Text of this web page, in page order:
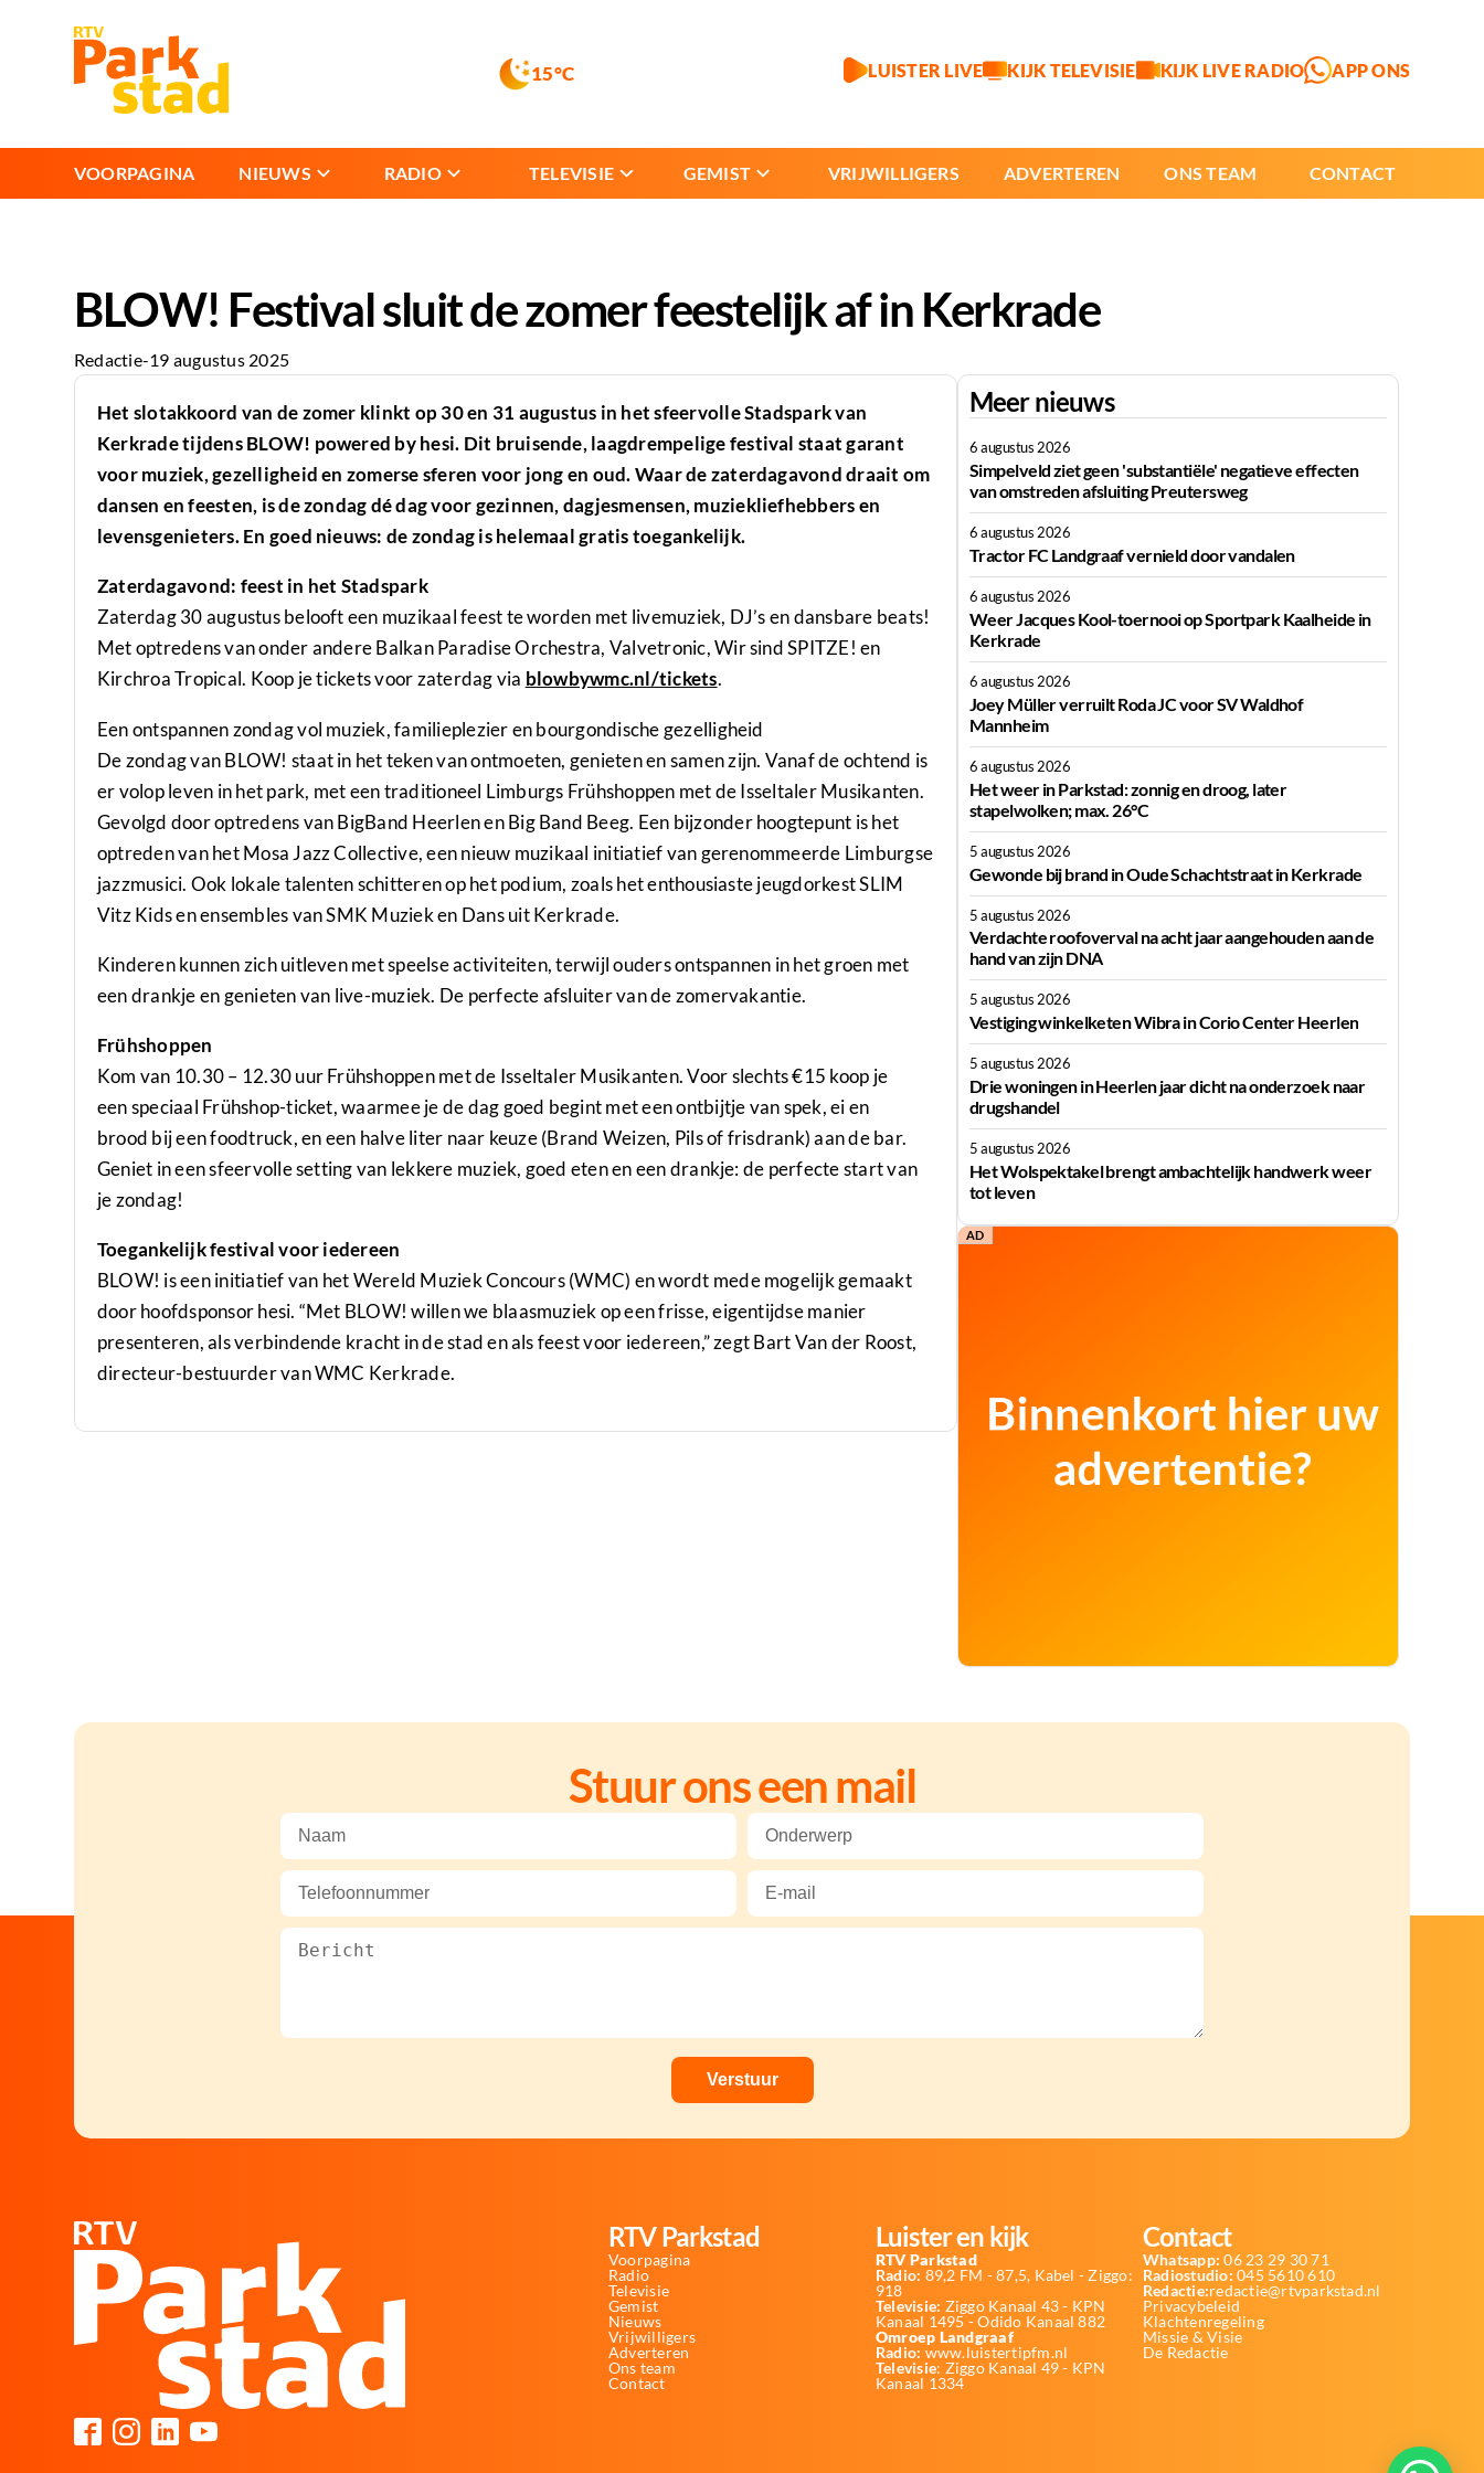
15°C LUISTER LIVE KIJK TELEVISIE KIJK LIVE RADIO APP ONS
VOORPAGINA NIEUWS RADIO TELEVISIE GEMIST VRIJWILLIGERS ADVERTEREN ONS TEAM CONTACT
BLOW! Festival sluit de zomer feestelijk af in Kerkrade
Redactie-19 augustus 2025
Het slotakkoord van de zomer klinkt op 30 en 31 augustus in het sfeervolle Stadspark van
Kerkrade tijdens BLOW! powered by hesi. Dit bruisende, laagdrempelige festival staat garant
voor muziek, gezelligheid en zomerse sferen voor jong en oud. Waar de zaterdagavond draait om
dansen en feesten, is de zondag dé dag voor gezinnen, dagjesmensen, muziekliefhebbers en
levensgenieters. En goed nieuws: de zondag is helemaal gratis toegankelijk.
Zaterdagavond: feest in het Stadspark
Zaterdag 30 augustus belooft een muzikaal feest te worden met livemuziek, DJ’s en dansbare beats!
Met optredens van onder andere Balkan Paradise Orchestra, Valvetronic, Wir sind SPITZE! en
Kirchroa Tropical. Koop je tickets voor zaterdag via blowbywmc.nl/tickets.
Een ontspannen zondag vol muziek, familieplezier en bourgondische gezelligheid
De zondag van BLOW! staat in het teken van ontmoeten, genieten en samen zijn. Vanaf de ochtend is
er volop leven in het park, met een traditioneel Limburgs Frühshoppen met de Isseltaler Musikanten.
Gevolgd door optredens van BigBand Heerlen en Big Band Beeg. Een bijzonder hoogtepunt is het
optreden van het Mosa Jazz Collective, een nieuw muzikaal initiatief van gerenommeerde Limburgse
jazzmusici. Ook lokale talenten schitteren op het podium, zoals het enthousiaste jeugdorkest SLIM
Vitz Kids en ensembles van SMK Muziek en Dans uit Kerkrade.
Kinderen kunnen zich uitleven met speelse activiteiten, terwijl ouders ontspannen in het groen met
een drankje en genieten van live-muziek. De perfecte afsluiter van de zomervakantie.
Frühshoppen
Kom van 10.30 – 12.30 uur Frühshoppen met de Isseltaler Musikanten. Voor slechts €15 koop je
een speciaal Frühshop-ticket, waarmee je de dag goed begint met een ontbijtje van spek, ei en
brood bij een foodtruck, en een halve liter naar keuze (Brand Weizen, Pils of frisdrank) aan de bar.
Geniet in een sfeervolle setting van lekkere muziek, goed eten en een drankje: de perfecte start van
je zondag!
Toegankelijk festival voor iedereen
BLOW! is een initiatief van het Wereld Muziek Concours (WMC) en wordt mede mogelijk gemaakt
door hoofdsponsor hesi. “Met BLOW! willen we blaasmuziek op een frisse, eigentijdse manier
presenteren, als verbindende kracht in de stad en als feest voor iedereen,” zegt Bart Van der Roost,
directeur-bestuurder van WMC Kerkrade.
Meer nieuws
6 augustus 2026
Simpelveld ziet geen 'substantiële' negatieve effecten
van omstreden afsluiting Preutersweg
6 augustus 2026
Tractor FC Landgraaf vernield door vandalen
6 augustus 2026
Weer Jacques Kool-toernooi op Sportpark Kaalheide in
Kerkrade
6 augustus 2026
Joey Müller verruilt Roda JC voor SV Waldhof
Mannheim
6 augustus 2026
Het weer in Parkstad: zonnig en droog, later
stapelwolken; max. 26°C
5 augustus 2026
Gewonde bij brand in Oude Schachtstraat in Kerkrade
5 augustus 2026
Verdachte roofoverval na acht jaar aangehouden aan de
hand van zijn DNA
5 augustus 2026
Vestiging winkelketen Wibra in Corio Center Heerlen
5 augustus 2026
Drie woningen in Heerlen jaar dicht na onderzoek naar
drugshandel
5 augustus 2026
Het Wolspektakel brengt ambachtelijk handwerk weer
tot leven
AD
Stuur ons een mail
RTV Parkstad
Voorpagina
Radio
Televisie
Gemist
Nieuws
Vrijwilligers
Adverteren
Ons team
Contact
Luister en kijk
RTV Parkstad
Radio: 89,2 FM - 87,5, Kabel - Ziggo:
918
Televisie: Ziggo Kanaal 43 - KPN
Kanaal 1495 - Odido Kanaal 882
Omroep Landgraaf
Radio: www.luistertipfm.nl
Televisie: Ziggo Kanaal 49 - KPN
Kanaal 1334
Contact
Whatsapp: 06 23 29 30 71
Radiostudio: 045 5610 610
Redactie:redactie@rtvparkstad.nl
Privacybeleid
Klachtenregeling
Missie & Visie
De Redactie